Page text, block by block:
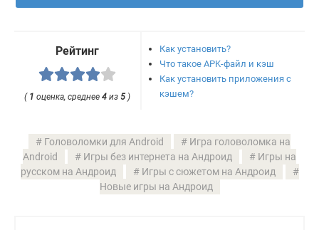
Рейтинг
( 1 оценка, среднее4 из5 )
Как установить?
Что такое APK-файл и кэш
Как установить приложения с
кэшем?
Головоломки для Android
Игра головоломка на
Android
Игры без интернета на Андроид
Игры на
русском на Андроид
Игры с сюжетом на Андроид
Новые игры на Андроид